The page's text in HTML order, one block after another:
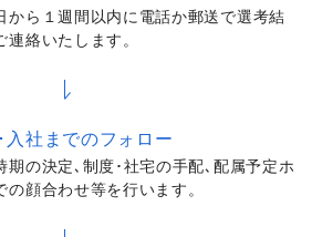
から１週間以内に電話か郵送で選考結
連絡いたします。
入社までのフォロー
期の決定､制度･社宅の手配､配属予定ホ
の顔合わせ等を行います。